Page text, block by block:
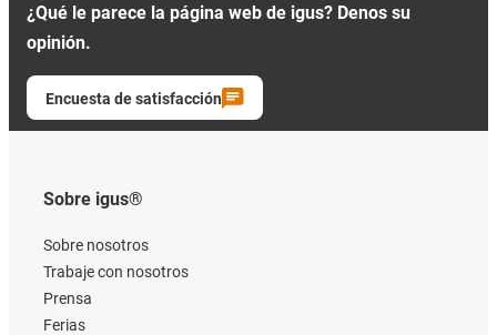
¿Qué le parece la página web de igus? Denos su
opinión.
Encuesta de satisfacción
Sobre igus®
Sobre nosotros
Trabaje con nosotros
Prensa
Ferias